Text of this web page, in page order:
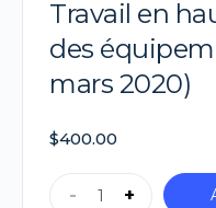
Travail en
des
mars 2020)
$400.00
- +